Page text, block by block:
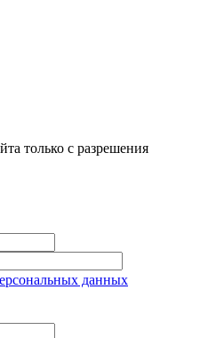
только с разрешения
данных